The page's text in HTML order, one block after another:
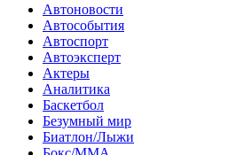
Автоновости
Автособытия
Автоспорт
Автоэксперт
Актеры
Аналитика
Баскетбол
Безумный мир
Биатлон/Лыжи